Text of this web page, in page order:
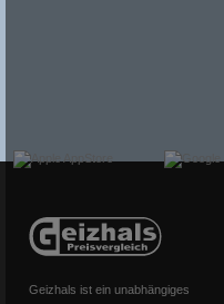
Geizhals ist ein unabhängiges